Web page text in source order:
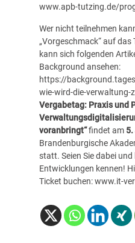
www.apb-tutzing.de/
Wer nicht teilnehmen
„Vorgeschmack“ auf
kann sich folgenden
Background ansehen:
https://
wie-wird-die-verwaltung-
Vergabetag: Praxis und
voranbringt“findet am
Brandenburgische
statt. Seien Sie dabei und
Entwicklungen kennen!
Ticket buchen:www.it-